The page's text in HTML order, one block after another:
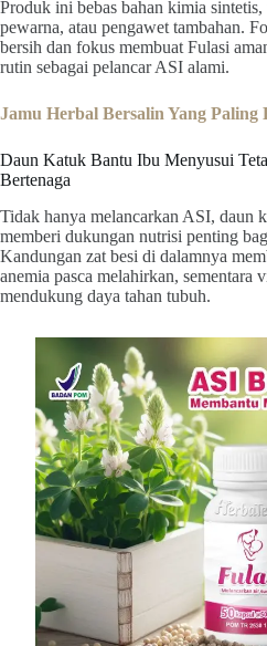
Produk ini bebas bahan kimia sintetis,
pewarna, atau pengawet tambahan.
bersih dan fokus membuat Fulasi
rutin sebagai pelancar ASI alami.
Jamu Herbal Bersalin Yang Paling
Daun Katuk Bantu Ibu Menyusui
Bertenaga
Tidak hanya melancarkan ASI, daun
memberi dukungan nutrisi penting
Kandungan zat besi di dalamnya
anemia pasca melahirkan, sementara
mendukung daya tahan tubuh.